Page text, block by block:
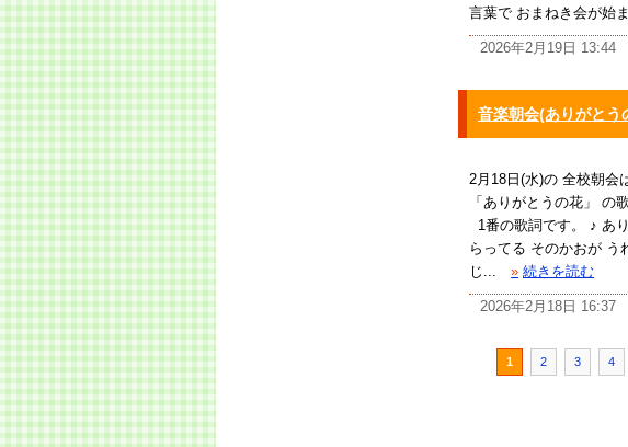
言葉で おまねき会が始
2026年2月19日 13:44
音楽朝会(ありがとう
2月18日(水)の 全校朝会
「ありがとうの花」 の
1番の歌詞です。 ♪ あ
らってる そのかおが
じ...
» 続きを読む
2026年2月18日 16:37
1 2 3 4